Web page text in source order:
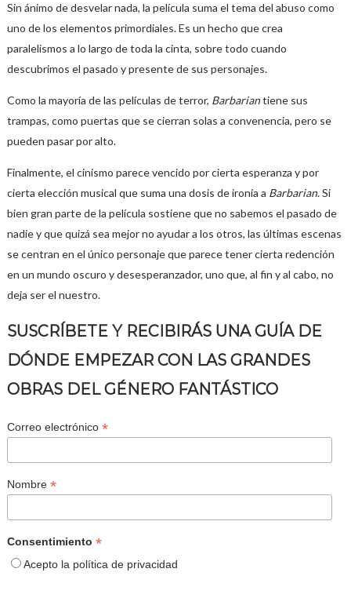
Sin ánimo de desvelar nada, la película suma el tema del abuso como
uno de los elementos primordiales. Es un hecho que crea
paralelismos a lo largo de toda la cinta, sobre todo cuando
descubrimos el pasado y presente de sus personajes.
Como la mayoría de las películas de terror, Barbariantiene sus
trampas, como puertas que se cierran solas a convenencia, pero se
pueden pasar por alto.
Finalmente, el cinismo parece vencido por cierta esperanza y por
cierta elección musical que suma una dosis de ironía a Barbarian. Si
bien gran parte de la película sostiene que no sabemos el pasado de
nadie y que quizá sea mejor no ayudar a los otros, las últimas escenas
se centran en el único personaje que parece tener cierta redención
en un mundo oscuro y desesperanzador, uno que, al fin y al cabo, no
deja ser el nuestro.
SUSCRÍBETE Y RECIBIRÁS UNA GUÍA DE
DÓNDE EMPEZAR CON LAS GRANDES
OBRAS DEL GÉNERO FANTÁSTICO
Correo electrónico *
Nombre *
Consentimiento *
Acepto la política de privacidad